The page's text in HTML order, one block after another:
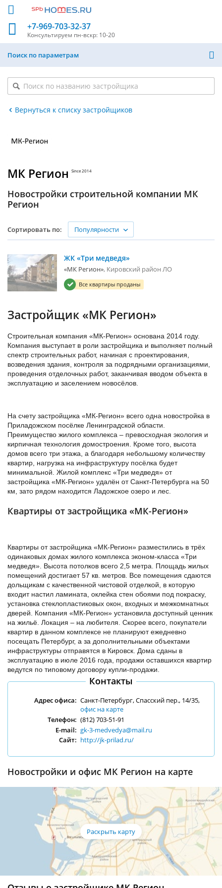
+7-969-703-32-37
Консультируем пн-вскр: 10-20
Поиск по параметрам
Вернуться к списку застройщиков
МК Регион Since 2014
Новостройки строительной компании МК
Регион
Сортировать по: Популярности
ЖК «Три медведя»
«МК Регион» Кировский район ЛО
Все квартиры проданы
Застройщик «МК Регион»
Строительная компания «МК-Регион» основана 2014 году.
Компания выступает в роли застройщика и выполняет полный
спектр строительных работ, начиная с проектирования,
возведения здания, контроля за подрядными организациями,
проведения отделочных работ, заканчивая вводом объекта в
эксплуатацию и заселением новосёлов.
На счету застройщика «МК-Регион» всего одна новостройка в
Приладожском посёлке Ленинградской области.
Преимущество жилого комплекса – превосходная экология и
кирпичная технология домостроения. Кроме того, высота
домов всего три этажа, а благодаря небольшому количеству
квартир, нагрузка на инфраструктуру посёлка будет
минимальной. Жилой комплекс «Три медведя» от
застройщика «МК-Регион» удалён от Санкт-Петербурга на 50
км, зато рядом находится Ладожское озеро и лес.
Квартиры от застройщика «МК-Регион»
Квартиры от застройщика «МК-Регион» разместились в трёх
одинаковых домах жилого комплекса эконом-класса «Три
медведя». Высота потолков всего 2,5 метра. Площадь жилых
помещений достигает 57 кв. метров. Все помещения сдаются
дольщикам с качественной чистовой отделкой, в которую
входит настил ламината, оклейка стен обоями под покраску,
установка стеклопластиковых окон, входных и межкомнатных
дверей. Компания «МК-Регион» установила доступный ценник
на жильё. Локация – на любителя. Скорее всего, покупатели
квартир в данном комплексе не планируют ежедневно
посещать Петербург, а за дополнительными объектами
инфраструктуры отправятся в Кировск. Дома сданы в
эксплуатацию в июле 2016 года, продажи оставшихся квартир
ведутся по типовому договору купли-продажи.
Контакты
Адрес офиса: Санкт-Петербург, Спасский пер., 14/35,
офис на карте
Телефон: (812) 703-51-91
E-mail: gk-3-medvedya@mail.ru
Сайт: http://jk-prilad.ru/
Новостройки и офис МК Регион на карте